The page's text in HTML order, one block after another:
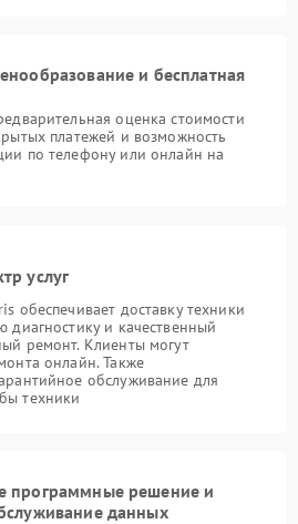
и бесплатная
оценка стоимости
платежей и возможность
по телефону или онлайн на
услуг
обеспечивает доставку техники
диагностику и качественный
ремонт. Клиенты могут
онлайн. Также
обслуживание для
техники
программные решение и
данных